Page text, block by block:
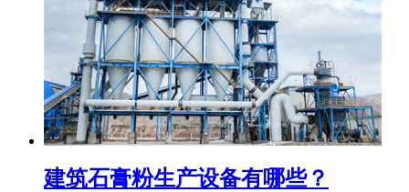
建筑石膏粉生产设备有哪些？